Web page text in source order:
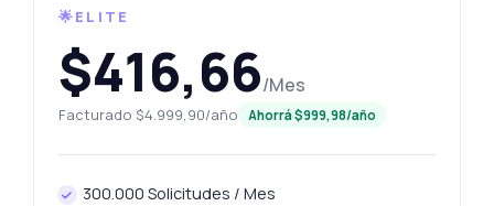
🌟ELITE
$416,66/Mes
Facturado $4.999,90/año Ahorrá $999,98/año
300.000 Solicitudes / Mes